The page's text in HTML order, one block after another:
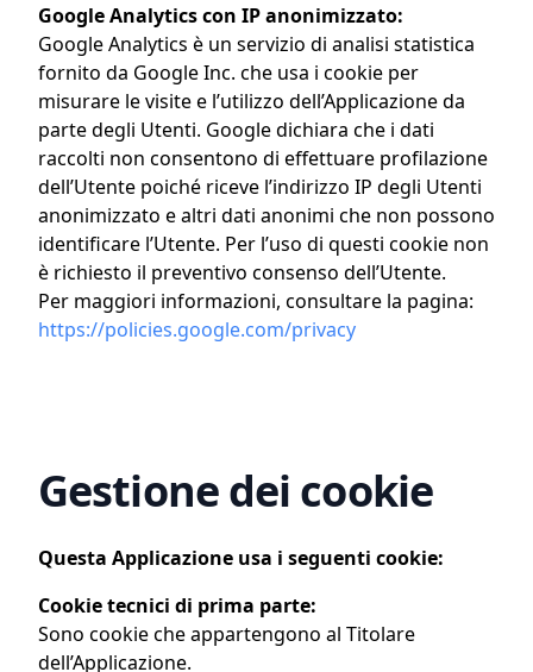
Google Analytics con IP anonimizzato:
Google Analytics è un servizio di analisi statistica
fornito da Google Inc. che usa i cookie per
misurare le visite e l’utilizzo dell’Applicazione da
parte degli Utenti. Google dichiara che i dati
raccolti non consentono di effettuare profilazione
dell’Utente poiché riceve l’indirizzo IP degli Utenti
anonimizzato e altri dati anonimi che non possono
identificare l’Utente. Per l’uso di questi cookie non
è richiesto il preventivo consenso dell’Utente.
Per maggiori informazioni, consultare la pagina:
https://policies.google.com/privacy
Gestione dei cookie
Questa Applicazione usa i seguenti cookie:
Cookie tecnici di prima parte:
Sono cookie che appartengono al Titolare
dell’Applicazione.